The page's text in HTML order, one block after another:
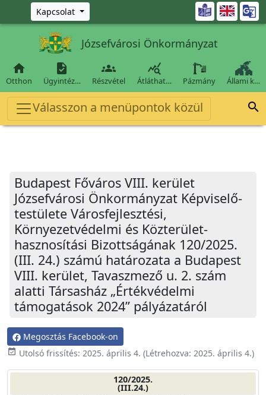
Ugrás a fő tartalomra
Kapcsolat 
Józsefvárosi Önkormányzat

Otthon

Ügyintéz…

Részvétel

Átláthat… Pázmány Állami k…
Válasszon a menüpontok közül 
Budapest Főváros VIII. kerület
Józsefvárosi Önkormányzat Képviselő-
testülete Városfejlesztési,
Környezetvédelmi és Közterület-
hasznosítási Bizottságának 120/2025.
(III. 24.) számú határozata a Budapest
VIII. kerület, Tavaszmező u. 2. szám
alatti Társasház „Értékvédelmi
támogatások 2024” pályázatáról
Megosztás Facebook-on
event_available Utolsó frissítés: 2025. április 4. (Létrehozva: 2025. április 4.)
120/2025.
(III.24.)